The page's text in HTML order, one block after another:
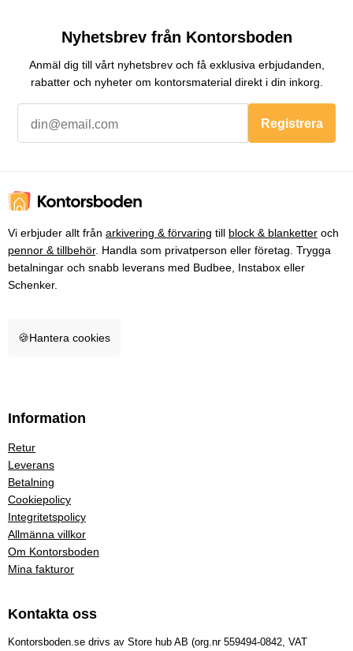
Nyhetsbrev från Kontorsboden
Anmäl dig till vårt nyhetsbrev och få exklusiva erbjudanden,
rabatter och nyheter om kontorsmaterial direkt i din inkorg.
Registrera
Vi erbjuder allt från arkivering & förvaring till block & blanketter och
pennor & tillbehör. Handla som privatperson eller företag. Trygga
betalningar och snabb leverans med Budbee, Instabox eller
Schenker.
🍪Hantera cookies
Information
Retur
Leverans
Betalning
Cookiepolicy
Integritetspolicy
Allmänna villkor
Om Kontorsboden
Mina fakturor
Kontakta oss
Kontorsboden.se drivs av Store hub AB (org.nr 559494-0842, VAT